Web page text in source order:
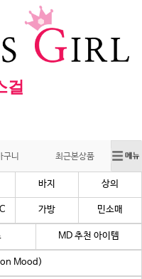
걸
구니 최근본상품
바지 상의
가방 민소매
MD 추천 아이템
Mood)